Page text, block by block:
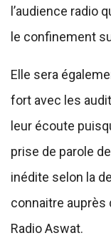
l’audience radio
le confinement
Elle sera
fort avec les
leur écoute
prise de parole
inédite selon la
connaitre auprès
Radio Aswat.